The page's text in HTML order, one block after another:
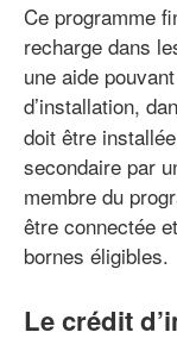
Ce programme
recharge dans
une aide
d’installation,
doit être
secondaire par
membre du
être connectée
bornes éligibles.
Le crédit